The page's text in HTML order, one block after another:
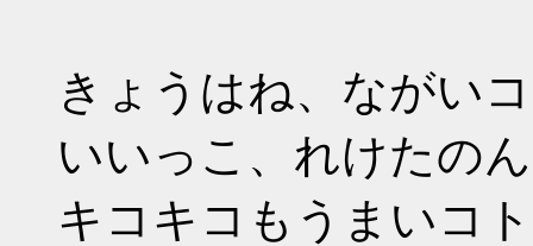
きょうはね、ながい
いいっこ、れけたの
キコキコもうまいコ